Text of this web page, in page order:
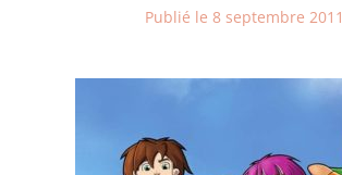
Publié le 8 septembre 2011